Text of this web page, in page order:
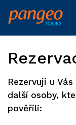
Rezervuji u
další osoby,
pověřili: